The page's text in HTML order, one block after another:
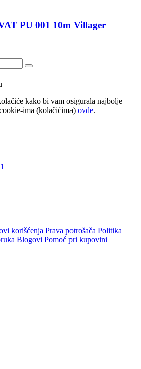
PU 001 10m Villager
kako bi vam osigurala najbolje
ima (kolačićima) ovde.
korišćenja Prava potrošača Politika
Blogovi Pomoć pri kupovini